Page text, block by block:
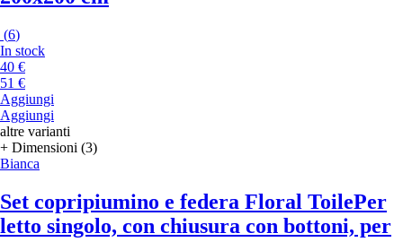
(6)
In stock
40 €
51 €
Aggiungi
Aggiungi
altre varianti
+ Dimensioni (3)
Bianca
Set copripiumino e federa Floral ToilePer
letto singolo, con chiusura con bottoni, per